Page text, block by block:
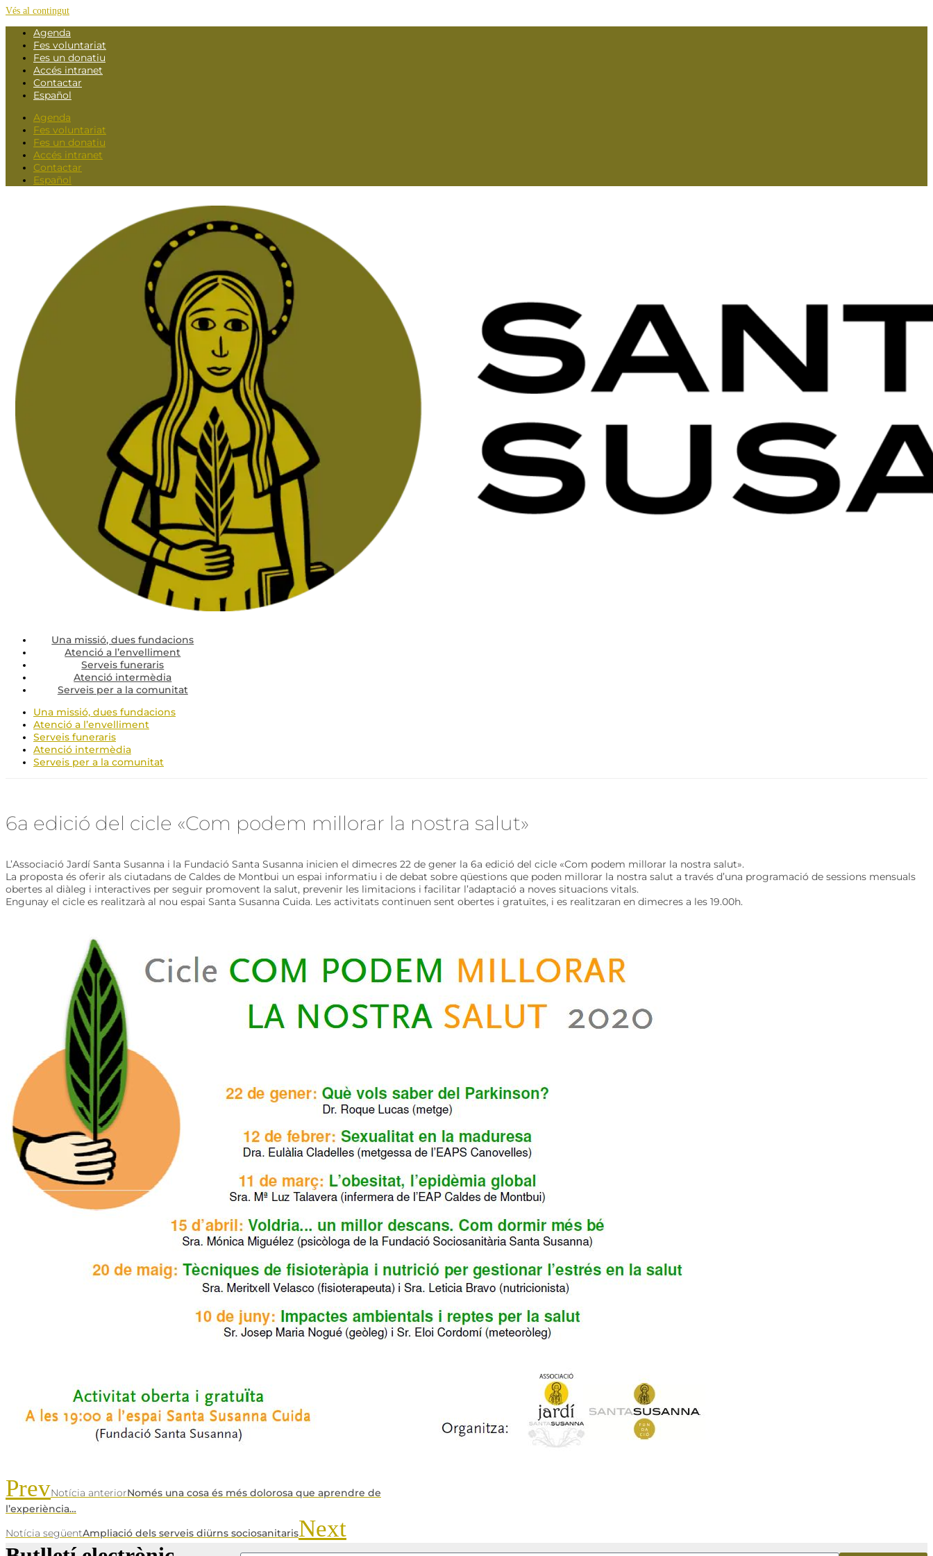
Vés al contingut
Agenda
Fes voluntariat
Fes un donatiu
Accés intranet
Contactar
Español
Agenda
Fes voluntariat
Fes un donatiu
Accés intranet
Contactar
Español
Una missió, dues fundacions
Atenció a l’envelliment
Serveis funeraris
Atenció intermèdia
Serveis per a la comunitat
Una missió, dues fundacions
Atenció a l’envelliment
Serveis funeraris
Atenció intermèdia
Serveis per a la comunitat
6a edició del cicle «Com podem millorar la nostra salut»
L’Associació Jardí Santa Susanna i la Fundació Santa Susanna inicien el dimecres 22 de gener la 6a edició del cicle «Com podem millorar la nostra salut».
La proposta és oferir als ciutadans de Caldes de Montbui un espai informatiu i de debat sobre qüestions que poden millorar la nostra salut a través d’una programació de sessions mensuals
obertes al diàleg i interactives per seguir promovent la salut, prevenir les limitacions i facilitar l’adaptació a noves situacions vitals.
Engunay el cicle es realitzarà al nou espai Santa Susanna Cuida. Les activitats continuen sent obertes i gratuïtes, i es realitzaran en dimecres a les 19.00h.
PrevNotícia anteriorNomés una cosa és més dolorosa que aprendre de
l’experiència…
Notícia següentAmpliació dels serveis diürns sociosanitarisNext